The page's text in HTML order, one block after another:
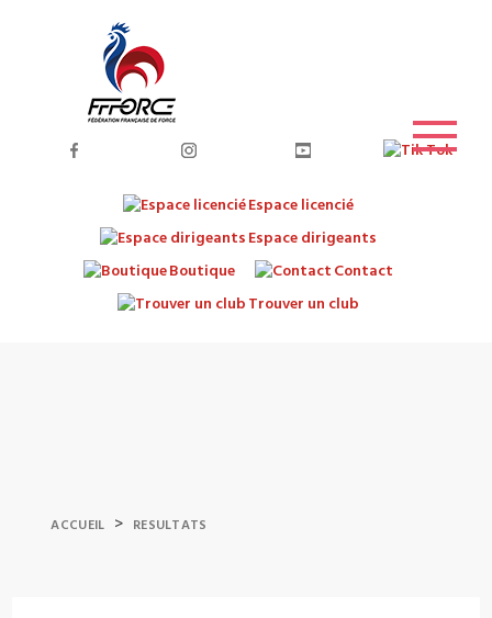
Espace licencié
Espace dirigeants
Boutique
Contact
Trouver un club
ACCUEIL > RESULTATS